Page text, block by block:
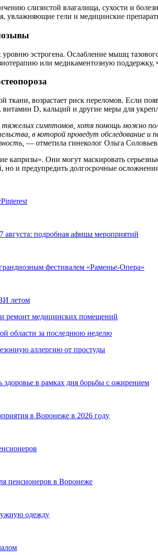
слизистой влагалища, сухости и
увлажняющие гели и медицинские
эстрогена. Ослабление мышц
или медикаментозную поддержку,
ткани, возрастает риск переломов. Если
D, кальций и другие меры для
симптомов, хотя помощь можно
в которой проведут обследование и
— отметила гинеколог Ольга
Они могут маскировать
но и предупредить долгосрочные
Pinterest
подробная афиша мероприятий
фестивалем «Раменье-Опера»
летом
ремонт медицинских помещений
области за последнюю неделю
аллергию от простуды
в рамках дня борьбы с ожирением
в Воронеже в 2026 году
пенсионеров в Воронеже
одежду